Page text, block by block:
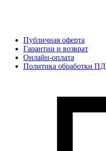
Публичная оферта
Гарантии и возврат
Онлайн-оплата
Политика обработки ПД